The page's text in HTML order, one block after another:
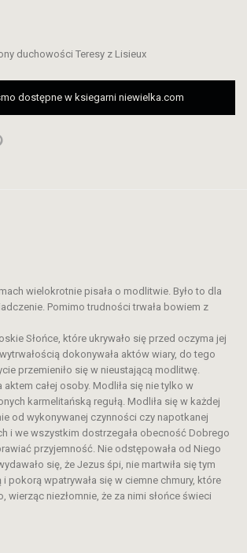
duchowości Teresy z Lisieux
dostępne w ksiegarni niewielka.com
wielokrotnie pisała o modlitwie. Było to dla
Pomimo trudności trwała bowiem z
Słońce, które ukrywało się przed oczyma jej
dokonywała aktów wiary, do tego
przemieniło się w nieustającą modlitwę.
aktem całej osoby. Modliła się nie tylko w
karmelitańską regułą. Modliła się w każdej
od wykonywanej czynności czy napotkanej
i we wszystkim dostrzegała obecność Dobrego
przyjemność. Nie odstępowała od Niego
się, że Jezus śpi, nie martwiła się tym
pokorą wpatrywała się w ciemne chmury, które
wierząc niezłomnie, że za nimi słońce świeci